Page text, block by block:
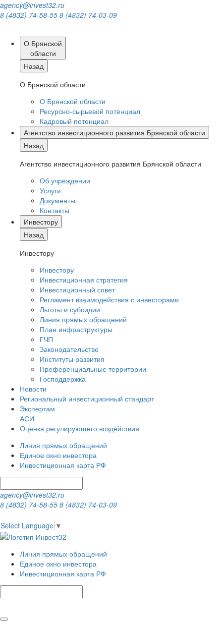
agency@invest32.ru
8 (4832) 74-58-55 8 (4832) 74-03-09
О Брянской
области
Назад
О Брянской области
О Брянской области
Ресурсно-сырьевой потенциал
Кадровый потенциал
Агентство инвестиционного развития Брянской области
Назад
Агентство инвестиционного развития Брянской области
Об учреждении
Услуги
Документы
Контакты
Инвестору
Назад
Инвестору
Инвестору
Инвестиционная стратегия
Инвестиционный совет
Регламент взаимодействия с инвесторами
Льготы и субсидии
Линия прямых обращений
План инфраструктуры
ГЧП
Законодательство
Институты развития
Преференциальные территории
Господдержка
Новости
Региональный инвестиционный стандарт
Экспертам
АСИ
Оценка регулирующего воздействия
Линия прямых обращений
Единое окно инвестора
Инвестиционная карта РФ
agency@invest32.ru
8 (4832) 74-58-55 8 (4832) 74-03-09
Select Language ▼
Линия прямых обращений
Единое окно инвестора
Инвестиционная карта РФ